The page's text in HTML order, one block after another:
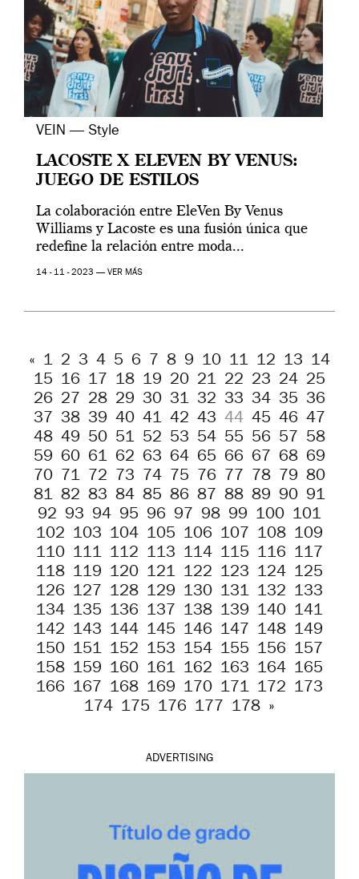
VEIN — Style
LACOSTE X ELEVEN BY VENUS:
JUEGO DE ESTILOS
La colaboración entre EleVen By Venus
Williams y Lacoste es una fusión única que
redefine la relación entre moda...
14 - 11 - 2023 — VER MÁS
« 1 2 3 4 5 6 7 8 9 10 11 12 13 14
15 16 17 18 19 20 21 22 23 24 25
26 27 28 29 30 31 32 33 34 35 36
37 38 39 40 41 42 43 44 45 46 47
48 49 50 51 52 53 54 55 56 57
58
59 60 61 62 63 64 65 66 67 68 69
70
71 72 73 74 75 76 77 78 79 80
81 82 83 84 85 86 87 88 89 90 91
92 93 94 95 96 97 98 99 100 101
102 103 104 105 106 107 108 109
110 111 112 113 114 115 116 117
118 119 120 121 122 123 124 125
126 127 128 129 130 131 132 133
134 135 136 137 138 139 140 141
142 143 144 145 146 147 148 149
150 151 152 153 154 155 156 157
158 159 160 161 162 163 164 165
166 167 168 169 170 171 172 173
174 175 176 177 178 »
ADVERTISING